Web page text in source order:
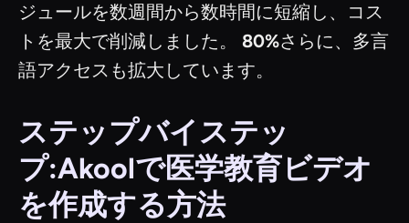
ジュールを数週間から数時間に短縮し、コス
トを最大で削減しました。 80%さらに、多言
語アクセスも拡大しています。
ステップバイステッ
プ:Akoolで医学教育ビデオ
を作成する方法